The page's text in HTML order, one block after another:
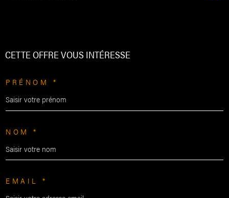
CETTE OFFRE VOUS INTÉRESSE
PRÉNOM *
NOM *
EMAIL *